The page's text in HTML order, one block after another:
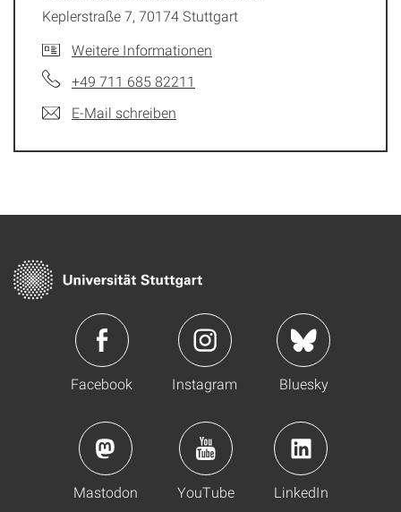
Keplerstraße 7, 70174 Stuttgart
Weitere Informationen
+49 711 685 82211
E-Mail schreiben
Facebook Instagram Bluesky
Mastodon YouTube LinkedIn